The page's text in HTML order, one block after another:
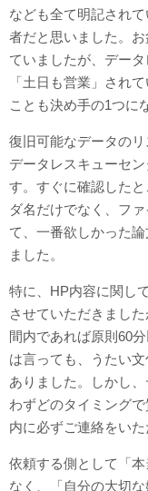
なども全て明記され
者だと思いました。
ていましたが、デー
「土日も営業」され
ことも決め手の1つに
復旧可能なデータの
データレスキューセ
す。すぐに確認した
ダ名だけでなく、フ
て、一番欲しかった
ました。
特に、HP内容に関し
させていただきまし
間内であれば原則60
は言っても、うたい
ありました。しかし
わずどのタイミング
内に必ずご連絡をいた
依頼する側として「
なく、「自分の大切